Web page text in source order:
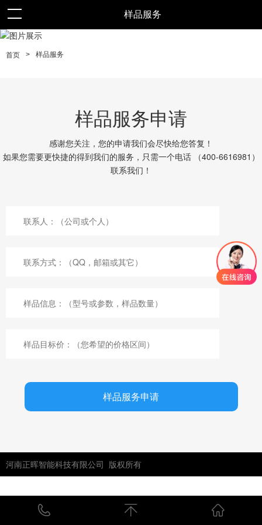
样品服务
首页 > 样品服务
样品服务申请
感谢您关注，您的申请我们会尽快给您答复！
如果您需要更快捷的得到我们的服务，只需一个电话 （400-6616981）
联系我们！
河南正晖智能科技有限公司 版权所有